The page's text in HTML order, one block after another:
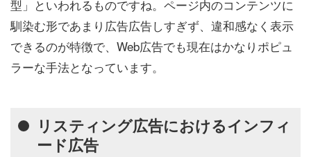
型」といわれるものですね。ページ内のコンテンツに
馴染む形であまり広告広告しすぎず、違和感なく表示
できるのが特徴で、Web広告でも現在はかなりポピュ
ラーな手法となっています。
リスティング広告におけるインフィ
ード広告